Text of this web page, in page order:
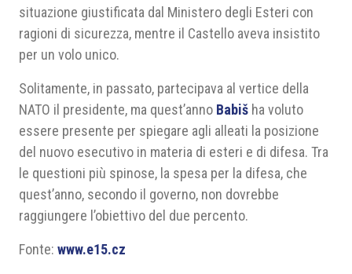
situazione giustificata dal Ministero degli Esteri con
ragioni di sicurezza, mentre il Castello aveva insistito
per un volo unico.
Solitamente, in passato, partecipava al vertice della
NATO il presidente, ma quest’anno Babiš ha voluto
essere presente per spiegare agli alleati la posizione
del nuovo esecutivo in materia di esteri e di difesa. Tra
le questioni più spinose, la spesa per la difesa, che
quest’anno, secondo il governo, non dovrebbe
raggiungere l’obiettivo del due percento.
Fonte: www.e15.cz